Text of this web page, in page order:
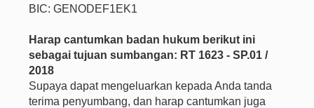
BIC: GENODEF1EK1
Harap cantumkan badan hukum berikut ini
sebagai tujuan sumbangan: RT 1623 - SP.01 /
2018
Supaya dapat mengeluarkan kepada Anda tanda
terima penyumbang, dan harap cantumkan juga